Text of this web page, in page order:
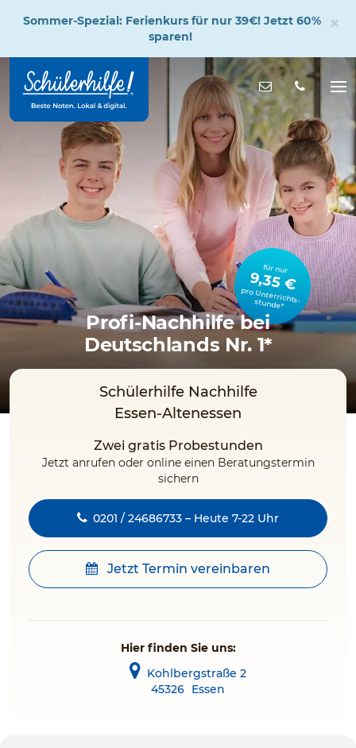
Hauptinhalt
Nachricht
für nur
9,35 €
pro Unterrichts­stunde*
Profi-Nachhilfe bei
Deutschlands Nr. 1*
Schülerhilfe Nachhilfe
Essen-Altenessen
Zwei gratis Probestunden
Jetzt anrufen oder online einen Beratungstermin
sichern
0201 / 24686733 – Heute 7-22 Uhr
Jetzt Termin vereinbaren
Hier finden Sie uns:
Kohlbergstraße 2
45326 Essen
Sommer-Spezial: Ferienkurs für nur 39€! Jetzt 60%
sparen!
×